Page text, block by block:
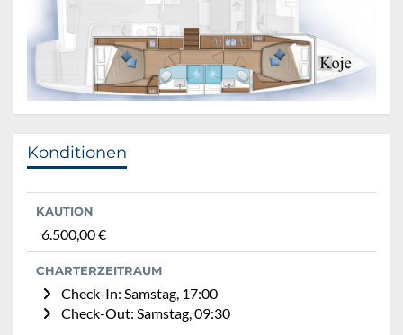
Konditionen
KAUTION
6.500,00 €
CHARTERZEITRAUM
Check-In: Samstag, 17:00
Check-Out: Samstag, 09:30